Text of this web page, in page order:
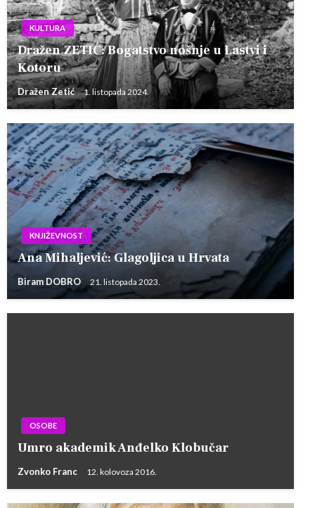
KULTURA
Dražen ZETIĆ: Bogatstvo nošnje u Lastvi i
Kotoru
Dražen Zetić 1. listopada 2024.
KNJIŽEVNOST
Ana Mihaljević: Glagoljica u Hrvata
Biram DOBRO 21. listopada 2023.
OSOBE
Umro akademik Anđelko Klobučar
Zvonko Franc 12. kolovoza 2016.